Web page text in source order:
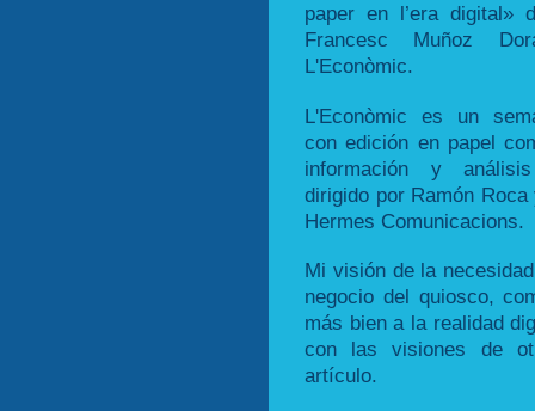
paper en l’era digital»
Francesc Muñoz
L'Econòmic.
L'Econòmic es un
con edición en papel
información y
dirigido por Ramón Roca
Hermes Comunicacions.
Mi visión de la
negocio del quiosco,
más bien a la realidad
con las visiones de
artículo.